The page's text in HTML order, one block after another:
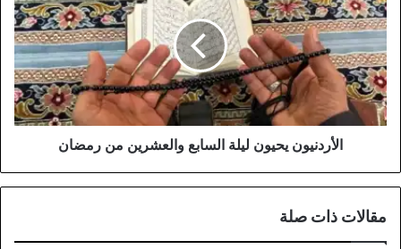
ليلة
السابع
والعشرين
من
رمضان
الأردنيون يحيون ليلة السابع والعشرين من رمضان
مقالات ذات صلة